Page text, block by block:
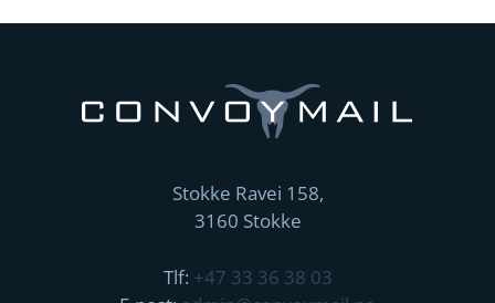
Stokke Ravei 158,
3160 Stokke
Tlf: +47 33 36 38 03